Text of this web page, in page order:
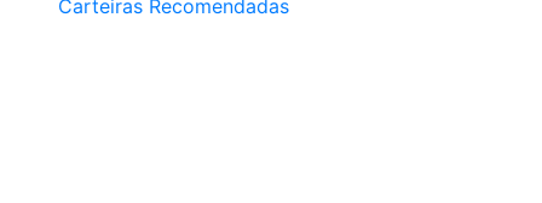
Carteiras Recomendadas